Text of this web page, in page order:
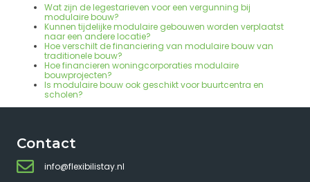
Wat zijn de legestarieven voor een vergunning bij
modulaire bouw?
Kunnen tijdelijke modulaire gebouwen worden verplaatst
naar een andere locatie?
Hoe verschilt de financiering van modulaire bouw van
traditionele bouw?
Hoe financieren woningcorporaties modulaire
bouwprojecten?
Is modulaire bouw ook geschikt voor buurtcentra en
scholen?
Contact
info@flexibilistay.nl